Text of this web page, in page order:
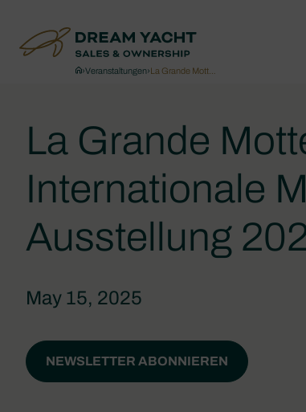
›Veranstaltungen›La Grande Mott…
La Grande
Internationale
Ausstellung
May 15, 2025
NEWSLETTER ABONNIEREN